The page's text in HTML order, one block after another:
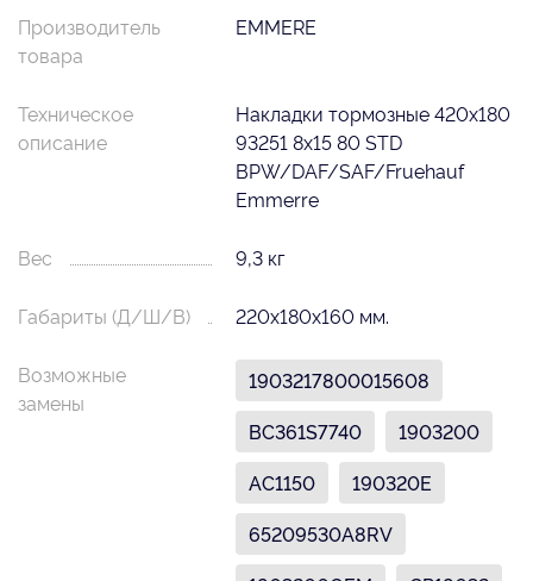
Производитель
товара
EMMERE
Техническое
описание
Накладки тормозные 420x180
93251 8x15 80 STD
BPW/DAF/SAF/Fruehauf
Emmerre
Вес 9,3 кг
Габариты (Д/Ш/В) 220х180х160 мм.
Возможные
замены
1903217800015608
BC361S7740
1903200
AC1150
190320E
65209530A8RV